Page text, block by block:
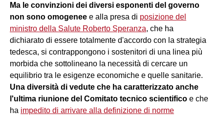
Ma le convinzioni dei diversi esponenti del governo
non sono omogenee e alla presa di posizione del
ministro della Salute Roberto Speranza, che ha
dichiarato di essere totalmente d'accordo con la strategia
tedesca, si contrappongono i sostenitori di una linea più
morbida che sottolineano la necessità di cercare un
equilibrio tra le esigenze economiche e quelle sanitarie.
Una diversità di vedute che ha caratterizzato anche
l'ultima riunione del Comitato tecnico scientifico e che
ha impedito di arrivare alla definizione di norme